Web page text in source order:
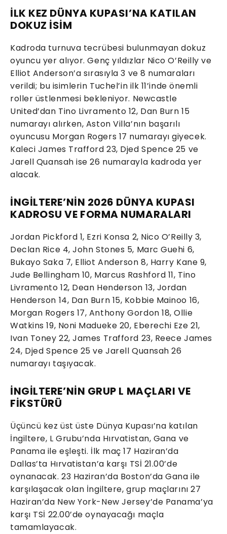
İLK KEZ DÜNYA KUPASI’NA KATILAN
DOKUZ İSİM
Kadroda turnuva tecrübesi bulunmayan dokuz
oyuncu yer alıyor. Genç yıldızlar Nico O’Reilly ve
Elliot Anderson’a sırasıyla 3 ve 8 numaraları
verildi; bu isimlerin Tuchel’in ilk 11’inde önemli
roller üstlenmesi bekleniyor. Newcastle
United’dan Tino Livramento 12, Dan Burn 15
numarayı alırken, Aston Villa’nın başarılı
oyuncusu Morgan Rogers 17 numarayı giyecek.
Kaleci James Trafford 23, Djed Spence 25 ve
Jarell Quansah ise 26 numarayla kadroda yer
alacak.
İNGİLTERE’NİN 2026 DÜNYA KUPASI
KADROSU VE FORMA NUMARALARI
Jordan Pickford 1, Ezri Konsa 2, Nico O’Reilly 3,
Declan Rice 4, John Stones 5, Marc Guehi 6,
Bukayo Saka 7, Elliot Anderson 8, Harry Kane 9,
Jude Bellingham 10, Marcus Rashford 11, Tino
Livramento 12, Dean Henderson 13, Jordan
Henderson 14, Dan Burn 15, Kobbie Mainoo 16,
Morgan Rogers 17, Anthony Gordon 18, Ollie
Watkins 19, Noni Madueke 20, Eberechi Eze 21,
Ivan Toney 22, James Trafford 23, Reece James
24, Djed Spence 25 ve Jarell Quansah 26
numarayı taşıyacak.
İNGİLTERE’NİN GRUP L MAÇLARI VE
FİKSTÜRÜ
Üçüncü kez üst üste Dünya Kupası’na katılan
İngiltere, L Grubu’nda Hırvatistan, Gana ve
Panama ile eşleşti. İlk maç 17 Haziran’da
Dallas’ta Hırvatistan’a karşı TSİ 21.00’de
oynanacak. 23 Haziran’da Boston’da Gana ile
karşılaşacak olan İngiltere, grup maçlarını 27
Haziran’da New York-New Jersey’de Panama’ya
karşı TSİ 22.00’de oynayacağı maçla
tamamlayacak.